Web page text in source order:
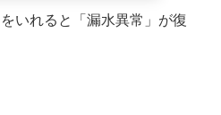
いれると「漏水異常」が復